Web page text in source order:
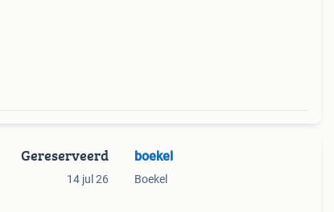
Gereserveerd
14 jul 26
boekel
Boekel